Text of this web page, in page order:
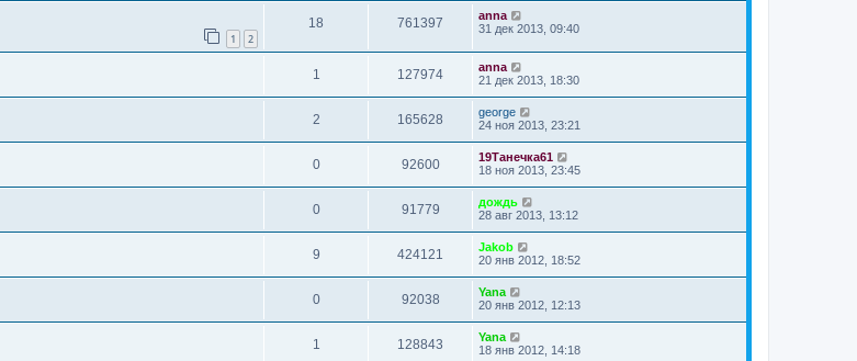
1 2
18 761397
anna
31 дек 2013, 09:40
1 127974
anna
21 дек 2013, 18:30
2 165628
george
24 ноя 2013, 23:21
0 92600
19Танечка61
18 ноя 2013, 23:45
0 91779
дождь
28 авг 2013, 13:12
9 424121
Jakob
20 янв 2012, 18:52
0 92038
Yana
20 янв 2012, 12:13
1 128843
Yana
18 янв 2012, 14:18